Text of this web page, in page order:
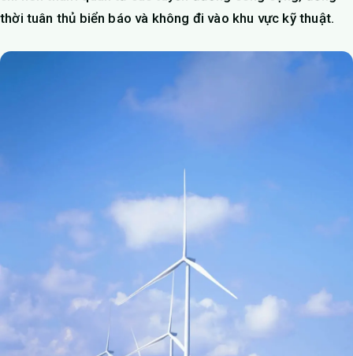
thời tuân thủ biển báo và không đi vào khu vực kỹ thuật.